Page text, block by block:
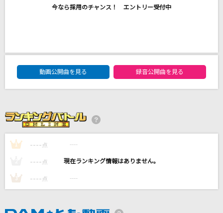
アンリミテッド
はっぴいえんど
PHANTOM MINDS
[生音]愛にできることはまだあるかい(ビデオク
今なら採用のチャンス！ エントリー受付中
DAM★ともボーカルエントリーランキング
動画公開曲を見る
録音公開曲を見る
1 ---- 点 ----
---- 点 ----
3 ---- 点 ----